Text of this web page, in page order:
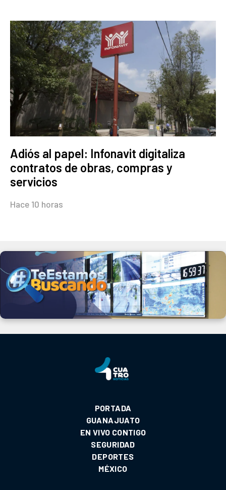
Adiós al papel: Infonavit digitaliza
contratos de obras, compras y
servicios
Hace 10 horas
PORTADA
GUANAJUATO
EN VIVO CONTIGO
SEGURIDAD
DEPORTES
MÉXICO